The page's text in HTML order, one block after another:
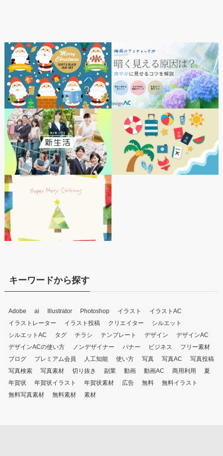
キーワードから探す
Adobe ai Illustrator Photoshop イラスト
イラストAC
イラストレーター
イラスト投稿 クリエイター
シルエット
シルエットAC
タグ チラシ テンプレート デザイン
デザインAC
デザインACの使い方
ノンデザイナー バナー ビジネス
フリー素材
ブログ
プレミアム会員 人工知能 使い方 写真 写真AC
写真投稿
写真検索
写真素材 切り抜き 副業 動画 動画AC 商用利用
夏
年賀状
年賀状イラスト 年賀状素材 広告 無料
無料イラスト
無料写真素材
無料素材 素材